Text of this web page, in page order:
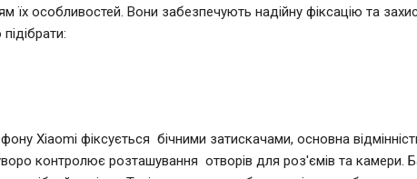
їх особливостей. Вони забезпечують надійну фіксацію та
Xiaomi фіксується бічними затискачами, основна
контролює розташування отворів для роз'ємів та камери.